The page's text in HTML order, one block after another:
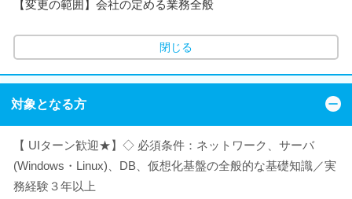
【変更の範囲】会社の定める業務全般
閉じる
対象となる方
【 UIターン歓迎★】◇ 必須条件：ネットワーク、サーバ
(Windows・Linux)、DB、仮想化基盤の全般的な基礎知識／実
務経験３年以上